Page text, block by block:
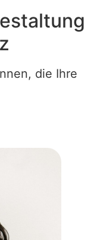
die Ihre